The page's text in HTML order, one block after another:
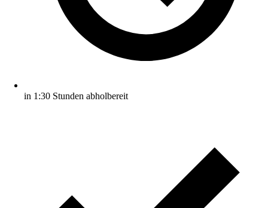
in 1:30 Stunden abholbereit